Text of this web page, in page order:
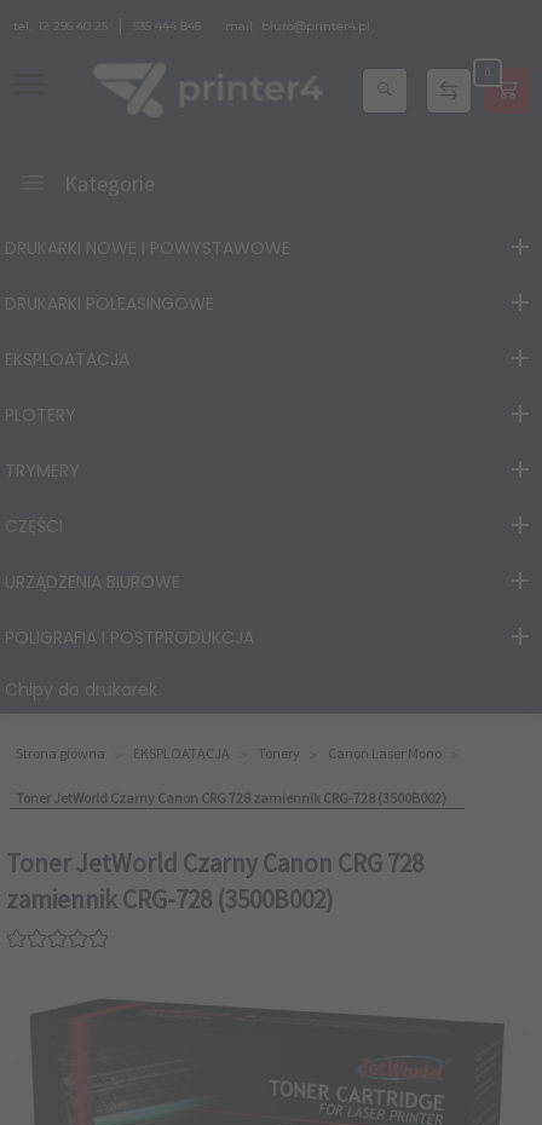
tel. 12 296 40 25 535 444 845 mail: biuro@printer4.pl
Kategorie
DRUKARKI NOWE I POWYSTAWOWE
DRUKARKI POLEASINGOWE
EKSPLOATACJA
PLOTERY
TRYMERY
CZĘŚCI
URZĄDZENIA BIUROWE
POLIGRAFIA I POSTPRODUKCJA
Chipy do drukarek
Strona główna EKSPLOATACJA Tonery Canon Laser Mono
Toner JetWorld Czarny Canon CRG 728 zamiennik CRG-728 (3500B002)
Toner JetWorld Czarny Canon CRG 728
zamiennik CRG-728 (3500B002)